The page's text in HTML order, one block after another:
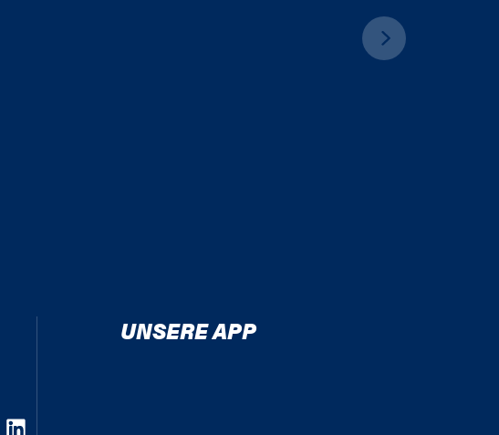
UNSERE APP